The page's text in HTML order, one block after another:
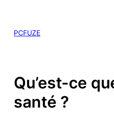
content
PCFUZE
Qu’est-ce
santé ?